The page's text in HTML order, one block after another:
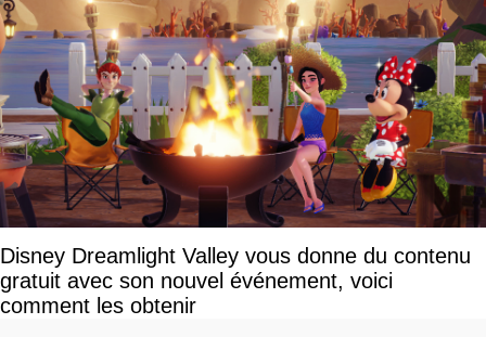
Disney Dreamlight Valley vous donne du contenu
gratuit avec son nouvel événement, voici
comment les obtenir